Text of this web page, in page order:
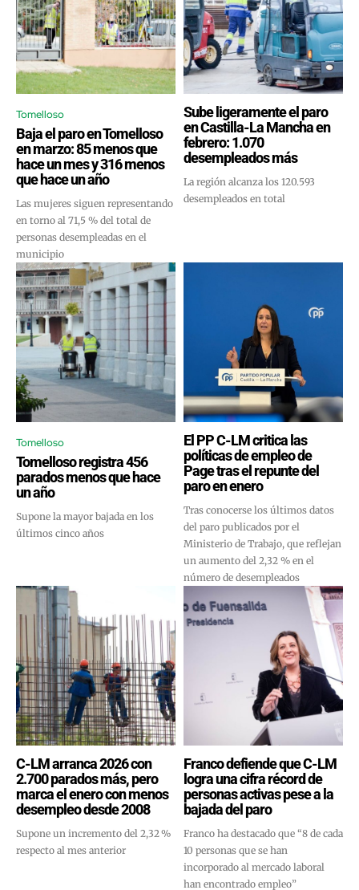
Tomelloso
Baja el paro en Tomelloso
en marzo: 85 menos que
hace un mes y 316 menos
que hace un año
Las mujeres siguen representando
en torno al 71,5 % del total de
personas desempleadas en el
municipio
Sube ligeramente el paro
en Castilla-La Mancha en
febrero: 1.070
desempleados más
La región alcanza los 120.593
desempleados en total
Tomelloso
Tomelloso registra 456
parados menos que hace
un año
Supone la mayor bajada en los
últimos cinco años
El PP C-LM critica las
políticas de empleo de
Page tras el repunte del
paro en enero
Tras conocerse los últimos datos
del paro publicados por el
Ministerio de Trabajo, que reflejan
un aumento del 2,32 % en el
número de desempleados
C-LM arranca 2026 con
2.700 parados más, pero
marca el enero con menos
desempleo desde 2008
Supone un incremento del 2,32 %
respecto al mes anterior
Franco defiende que C-LM
logra una cifra récord de
personas activas pese a la
bajada del paro
Franco ha destacado que “8 de cada
10 personas que se han
incorporado al mercado laboral
han encontrado empleo”